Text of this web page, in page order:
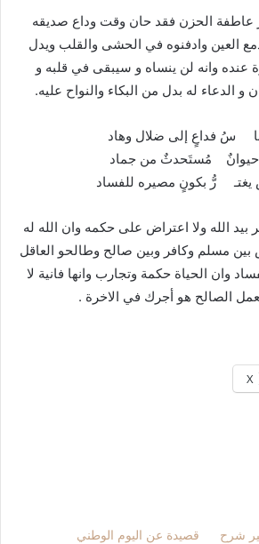
عاطفة الحزن فقد حان وقت وداع صديقه
العين وادفنوه في الحشى والقلب ويدل
عنده وانه لن ينساه و سيبقى في قلبه و
و الدعاء له بدل من البكاء والنواح عليه.
سُ فداعٍ إلى ضلال وهاد
حيوانٌ مُستَحدثٌ من جماد
يغتـ رُّ بكونٍ مصيره للفساد
بيد الله ولا اعتراض على حكمه وان الله له
مسلم وكافر وبين صالح وطالحو العاقل
وان الحياة حكمة وتجارب وانها فانية لا
الصالح هو أجرك في الاخرة .
X
شرح
قصيدة عن اليوم الوطني